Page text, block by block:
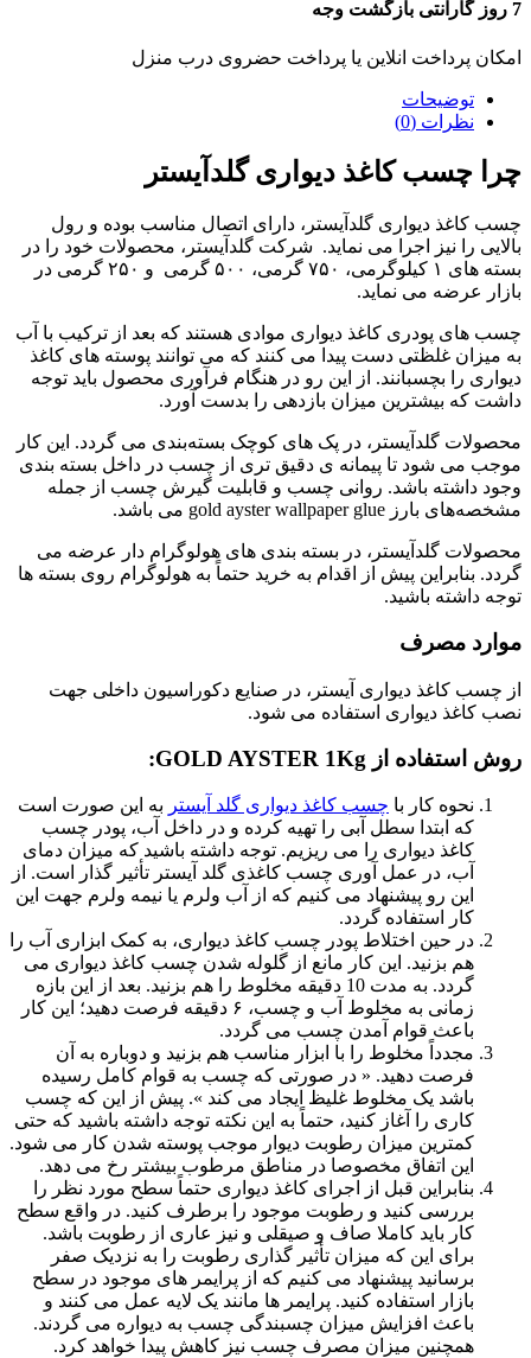
7 روز گارانتی بازگشت وجه
امکان پرداخت انلاین یا پرداخت حضروی درب منزل
توضیحات
نظرات (0)
چرا چسب کاغذ دیواری گلدآیستر
چسب کاغذ دیواری گلدآیستر، دارای اتصال مناسب بوده و رول
بالایی را نیز اجرا می نماید. شرکت گلدآیستر، محصولات خود را در
بسته های ۱ کیلو‌گرمی، ۷۵۰ گرمی، ۵۰۰ گرمی و ۲۵۰ گرمی در
بازار عرضه می نماید.
چسب های پودری کاغذ دیواری موادی هستند که بعد از ترکیب با آب
به میزان غلظتی دست پیدا می کنند که می توانند پوسته های کاغذ
دیواری را بچسبانند. از این رو در هنگام فرآوری محصول باید توجه
داشت که بیشترین میزان بازدهی را بدست آورد.
محصولات گلدآیستر، در پک های کوچک بسته‌بندی می گردد. این کار
موجب می شود تا پیمانه ی دقیق تری از چسب در داخل بسته بندی
وجود داشته باشد. روانی چسب و قابلیت گیرش چسب از جمله
مشخصه‌های بارز gold ayster wallpaper glue می باشد.
محصولات گلدآیستر، در بسته بندی های هولوگرام دار عرضه می
گردد. بنابراین پیش از اقدام به خرید حتماً به هولوگرام روی بسته ها
توجه داشته باشید.
موارد مصرف
از چسب کاغذ دیواری آیستر، در صنایع دکوراسیون داخلی جهت
نصب کاغذ دیواری استفاده می شود.
روش استفاده از GOLD AYSTER 1Kg:
نحوه کار با چسب کاغذ دیواری گلد آیستر به این صورت است
که ابتدا سطل آبی را تهیه کرده و در داخل آب، پودر چسب
کاغذ دیواری را می ریزیم. توجه داشته باشید که میزان دمای
آب، در عمل آوری چسب کاغذی گلد آیستر تأثیر گذار است. از
این رو پیشنهاد می کنیم که از آب ولرم یا نیمه ولرم جهت این
کار استفاده گردد.
در حین اختلاط پودر چسب کاغذ دیواری، به کمک ابزاری آب را
هم بزنید. این کار مانع از گلوله شدن چسب کاغذ دیواری می
گردد. به مدت 10 دقیقه مخلوط را هم بزنید. بعد از این بازه
زمانی به مخلوط آب و چسب، ۶ دقیقه فرصت دهید؛ این کار
باعث قوام آمدن چسب می گردد.
مجدداً مخلوط را با ابزار مناسب هم بزنید و دوباره به آن
فرصت دهید. « در صورتی که چسب به قوام کامل رسیده
باشد یک مخلوط غلیظ ایجاد می کند ». پیش از این که چسب
کاری را آغاز کنید، حتماً به این نکته توجه داشته باشید که حتی
کمترین میزان رطوبت دیوار موجب پوسته شدن کار می شود.
این اتفاق مخصوصا در مناطق مرطوب بیشتر رخ می دهد.
بنابر‌این قبل از اجرای کاغذ دیواری حتماً سطح مورد نظر را
بررسی کنید و رطوبت موجود را برطرف کنید. در واقع سطح
کار باید کاملا صاف و صیقلی و نیز عاری از رطوبت باشد.
برای این که میزان تأثیر گذاری رطوبت را به نزدیک صفر
برسانید پیشنهاد می کنیم که از پرایمر های موجود در سطح
بازار استفاده کنید. پرایمر ها مانند یک لایه عمل می کنند و
باعث افزایش میزان چسبندگی چسب به دیواره می گردند.
همچنین میزان مصرف چسب نیز کاهش پیدا خواهد کرد.